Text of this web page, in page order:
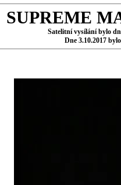
SUPREME
Satelitní vysílání bylo
Dne 3.10.2017